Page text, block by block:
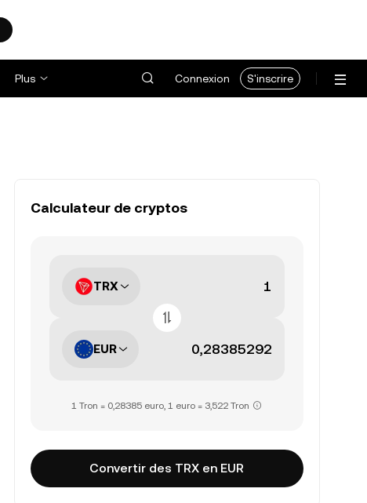
Plus Connexion S'inscrire
Calculateur de cryptos
TRX
EUR
1 Tron = 0,28385 euro, 1 euro = 3,522 Tron
Convertir des TRX en EUR